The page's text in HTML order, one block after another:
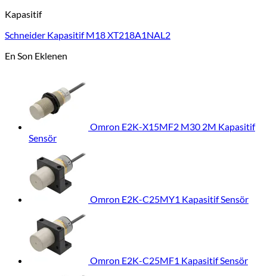
Kapasitif
Schneider Kapasitif M18 XT218A1NAL2
En Son Eklenen
Omron E2K-X15MF2 M30 2M Kapasitif
Sensör
Omron E2K-C25MY1 Kapasitif Sensör
Omron E2K-C25MF1 Kapasitif Sensör